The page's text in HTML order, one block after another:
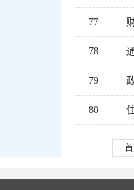
77
78
79
80